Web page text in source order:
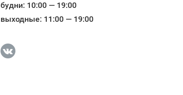
будни: 10:00 — 19:00
выходные: 11:00 — 19:00